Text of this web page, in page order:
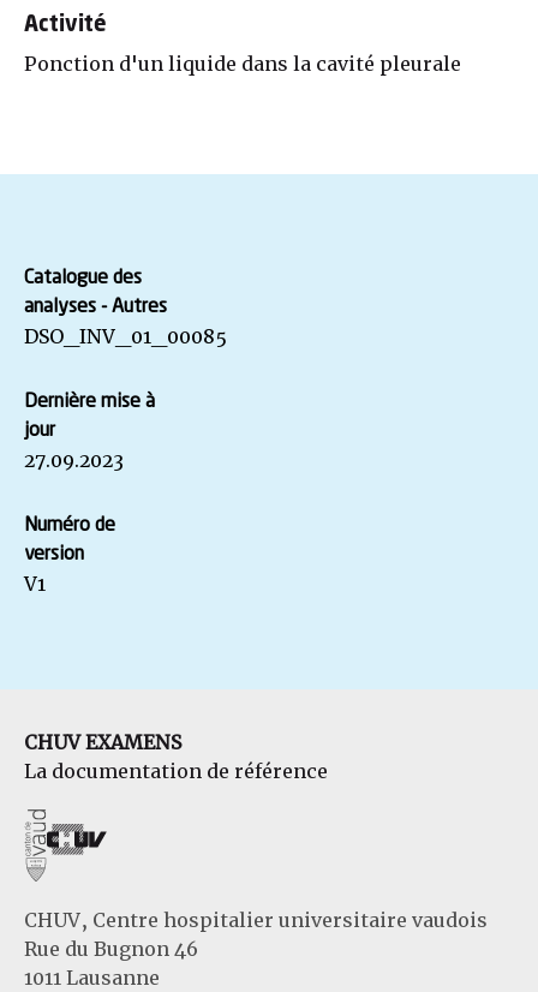
Activité
Ponction d'un liquide dans la cavité pleurale
Catalogue des
analyses - Autres
DSO_INV_01_00085
Dernière mise à
jour
27.09.2023
Numéro de
version
V1
CHUV EXAMENS
La documentation de référence
CHUV, Centre hospitalier universitaire vaudois
Rue du Bugnon 46
1011 Lausanne